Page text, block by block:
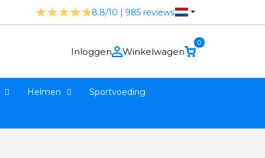
8.8/10 | 985 reviews
Inloggen
0
Winkelwagen
Helmen Sportvoeding